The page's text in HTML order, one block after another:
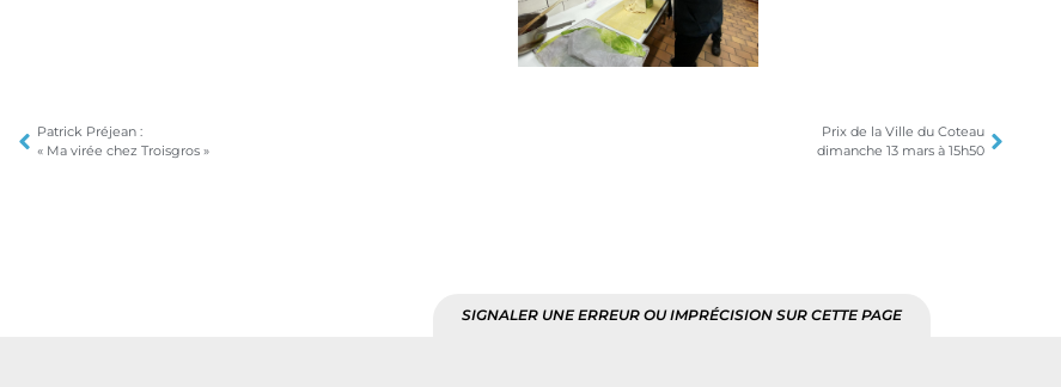
Patrick Préjean :
« Ma virée chez Troisgros »
Prix de la Ville du Coteau
dimanche 13 mars à 15h50
SIGNALER UNE ERREUR OU IMPRÉCISION SUR CETTE PAGE